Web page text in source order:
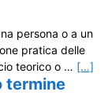
persona o a un
pratica delle
teorico o … […]
termine